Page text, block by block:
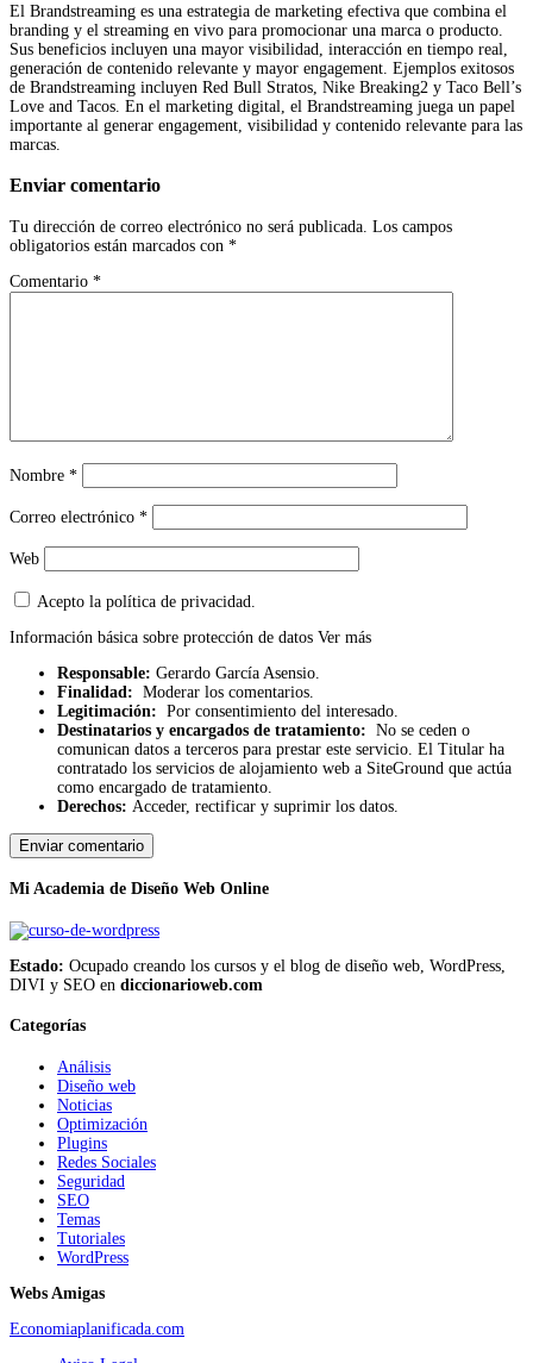
El Brandstreaming es una estrategia de marketing efectiva que combina el
branding y el streaming en vivo para promocionar una marca o producto.
Sus beneficios incluyen una mayor visibilidad, interacción en tiempo real,
generación de contenido relevante y mayor engagement. Ejemplos exitosos
de Brandstreaming incluyen Red Bull Stratos, Nike Breaking2 y Taco Bell’s
Love and Tacos. En el marketing digital, el Brandstreaming juega un papel
importante al generar engagement, visibilidad y contenido relevante para las
marcas.
Enviar comentario
Tu dirección de correo electrónico no será publicada. Los campos
obligatorios están marcados con *
Comentario *
Nombre *
Correo electrónico *
Web
Acepto la política de privacidad.
Información básica sobre protección de datos Ver más
Responsable: Gerardo García Asensio.
Finalidad: Moderar los comentarios.
Legitimación: Por consentimiento del interesado.
Destinatarios y encargados de tratamiento: No se ceden o
comunican datos a terceros para prestar este servicio. El Titular ha
contratado los servicios de alojamiento web a SiteGround que actúa
como encargado de tratamiento.
Derechos: Acceder, rectificar y suprimir los datos.
Mi Academia de Diseño Web Online
Estado: Ocupado creando los cursos y el blog de diseño web, WordPress,
DIVI y SEO en diccionarioweb.com
Categorías
Análisis
Diseño web
Noticias
Optimización
Plugins
Redes Sociales
Seguridad
SEO
Temas
Tutoriales
WordPress
Webs Amigas
Economiaplanificada.com